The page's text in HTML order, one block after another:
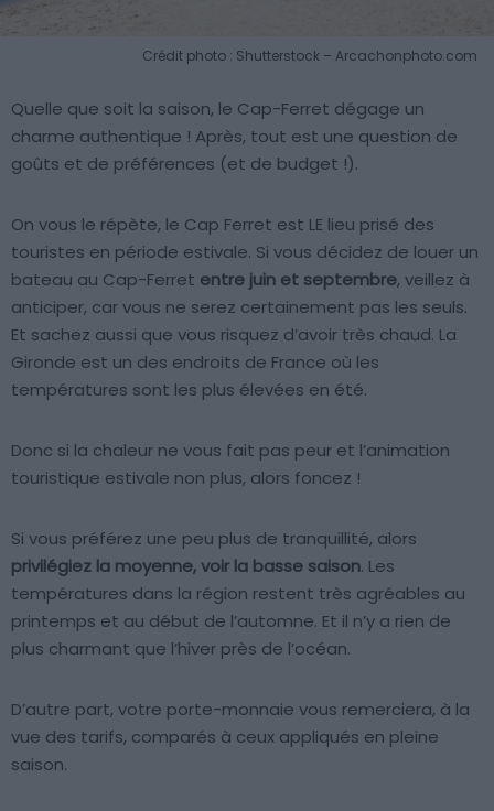
Crédit photo : Shutterstock – Arcachonphoto.com
Quelle que soit la saison, le Cap-Ferret dégage un
charme authentique ! Après, tout est une question de
goûts et de préférences (et de budget !).
On vous le répète, le Cap Ferret est LE lieu prisé des
touristes en période estivale. Si vous décidez de louer un
bateau au Cap-Ferret entre juin et septembre, veillez à
anticiper, car vous ne serez certainement pas les seuls.
Et sachez aussi que vous risquez d’avoir très chaud. La
Gironde est un des endroits de France où les
températures sont les plus élevées en été.
Donc si la chaleur ne vous fait pas peur et l’animation
touristique estivale non plus, alors foncez !
Si vous préférez une peu plus de tranquillité, alors
privilégiez la moyenne, voir la basse saison. Les
températures dans la région restent très agréables au
printemps et au début de l’automne. Et il n’y a rien de
plus charmant que l’hiver près de l’océan.
D’autre part, votre porte-monnaie vous remerciera, à la
vue des tarifs, comparés à ceux appliqués en pleine
saison.